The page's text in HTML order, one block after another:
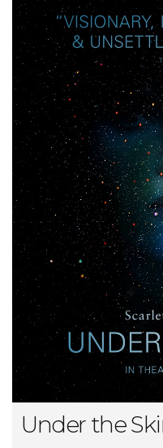
Under the